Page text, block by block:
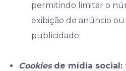
permitindo limitar o
exibição do anúncio ou
publicidade;
Cookiesde mídia social: